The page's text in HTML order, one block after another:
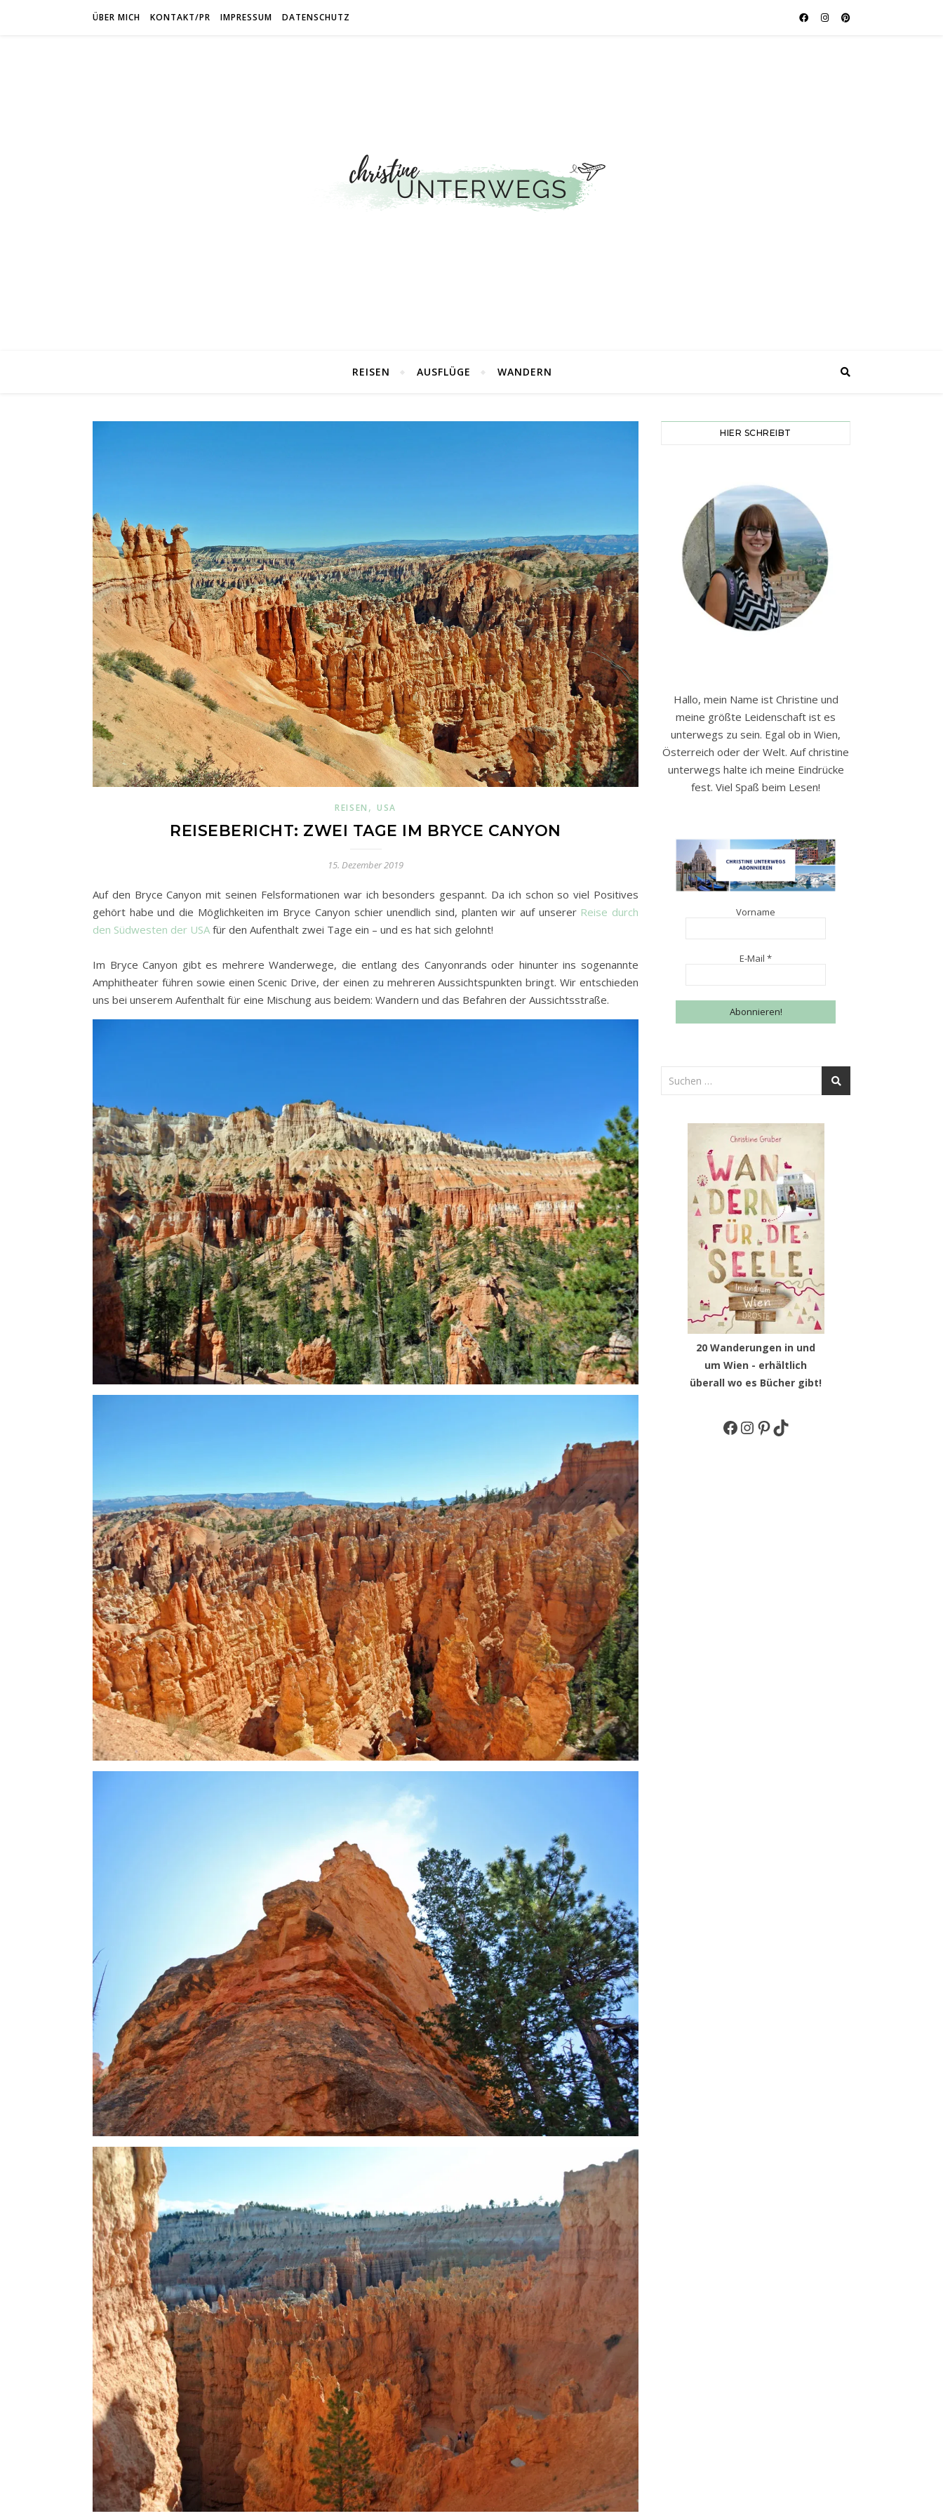
ÜBER MICH KONTAKT/PR IMPRESSUM DATENSCHUTZ
REISEN AUSFLÜGE WANDERN
REISEN ,USA
REISEBERICHT: ZWEI TAGE IM BRYCE CANYON
15. Dezember 2019
Auf den Bryce Canyon mit seinen Felsformationen war ich besonders gespannt. Da ich schon so viel Positives
gehört habe und die Möglichkeiten im Bryce Canyon schier unendlich sind, planten wir auf unserer Reise durch
den Südwesten der USA für den Aufenthalt zwei Tage ein – und es hat sich gelohnt!
Im Bryce Canyon gibt es mehrere Wanderwege, die entlang des Canyonrands oder hinunter ins sogenannte
Amphitheater führen sowie einen Scenic Drive, der einen zu mehreren Aussichtspunkten bringt. Wir entschieden
uns bei unserem Aufenthalt für eine Mischung aus beidem: Wandern und das Befahren der Aussichtsstraße.
HIER SCHREIBT
Hallo, mein Name ist Christine und
meine größte Leidenschaft ist es
unterwegs zu sein. Egal ob in Wien,
Österreich oder der Welt. Auf christine
unterwegs halte ich meine Eindrücke
fest. Viel Spaß beim Lesen!
Vorname
E-Mail *
20 Wanderungen in und
um Wien - erhältlich
überall wo es Bücher gibt!
Facebook
Instagram
Pinterest
TikTok